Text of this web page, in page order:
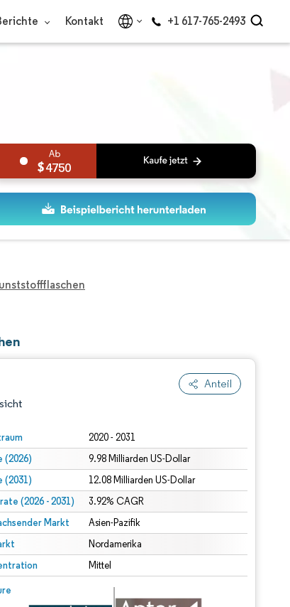
Kontakt +1 617-765-2493
4750
Anteil
2020 - 2031
(2026) 9.98 Milliarden US-Dollar
(2031) 12.08 Milliarden US-Dollar
(2026 - 2031) 3.92% CAGR
Markt Asien-Pazifik
Nordamerika
Mittel
Wiederverwendung erfordert Namensnennung gemäß CC BY 4.0.
gemäß CC BY 4.0.